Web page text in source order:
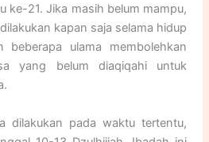
ke-21. Jika masih belum mampu,
kapan saja selama hidup
beberapa ulama membolehkan
yang belum diaqiqahi untuk
dilakukan pada waktu tertentu,